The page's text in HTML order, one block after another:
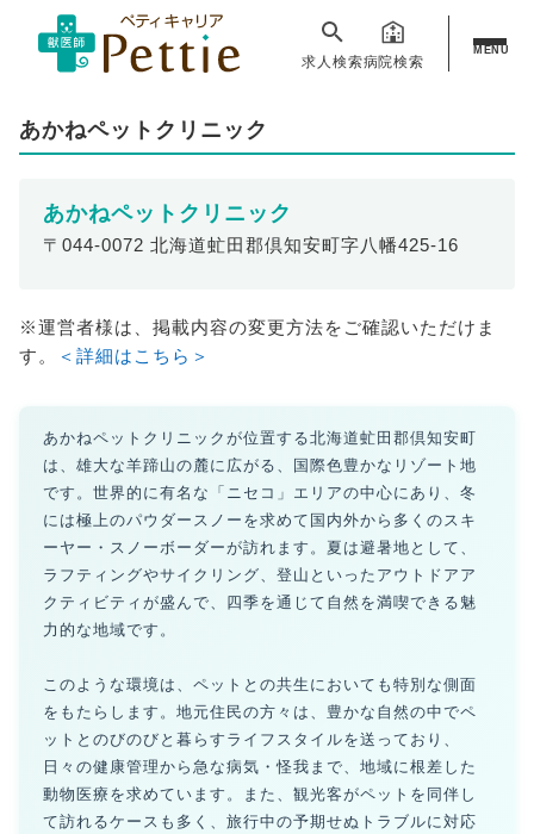
求人検索病院検索
MENU
あかねペットクリニック
あかねペットクリニック
〒044-0072 北海道虻田郡倶知安町字八幡425-16
※運営者様は、掲載内容の変更方法をご確認いただけま
す。
＜詳細はこちら＞
あかねペットクリニックが位置する北海道虻田郡倶知安町
は、雄大な羊蹄山の麓に広がる、国際色豊かなリゾート地
です。世界的に有名な「ニセコ」エリアの中心にあり、冬
には極上のパウダースノーを求めて国内外から多くのスキ
ーヤー・スノーボーダーが訪れます。夏は避暑地として、
ラフティングやサイクリング、登山といったアウトドアア
クティビティが盛んで、四季を通じて自然を満喫できる魅
力的な地域です。
このような環境は、ペットとの共生においても特別な側面
をもたらします。地元住民の方々は、豊かな自然の中でペ
ットとのびのびと暮らすライフスタイルを送っており、
日々の健康管理から急な病気・怪我まで、地域に根差した
動物医療を求めています。また、観光客がペットを同伴し
て訪れるケースも多く、旅行中の予期せぬトラブルに対応